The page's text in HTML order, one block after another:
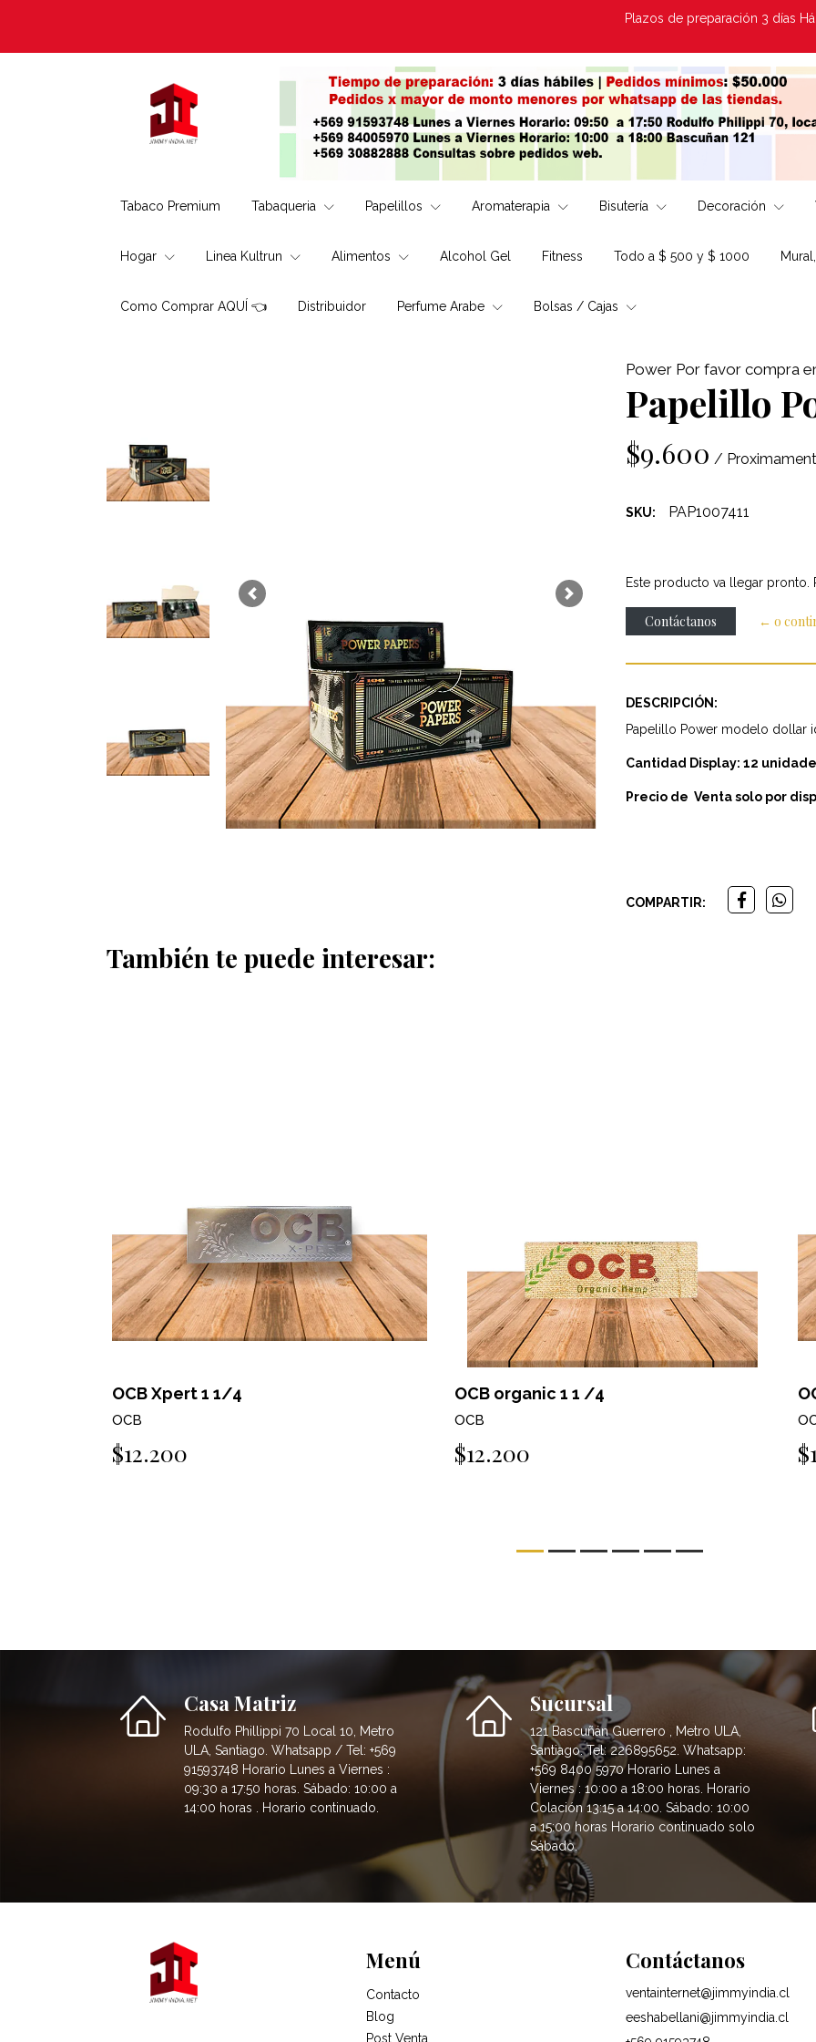
Plazos de preparación 3 días Hábiles
Tabaco Premium Tabaqueria Papelillos Aromaterapia Bisutería Decoración
Hogar Linea Kultrun Alimentos Alcohol Gel Fitness Todo a $ 500 y $ 1000
Como Comprar AQUÍ 👈 Distribuidor Perfume Arabe Bolsas / Cajas
Previous Next
Power Por favor compra
Papelillo
$9.600 /
SKU: PAP1007411
Este producto va llegar pronto.
Contáctanos ← o
DESCRIPCIÓN:
Papelillo Power modelo dollar
Cantidad Display: 12
Precio de Venta solo por
COMPARTIR:
También te puede interesar:
OCB Xpert 1 1/4
OCB
$12.200
OCB organic 1 1 /4
OCB
$12.200
Casa Matriz
Rodulfo Phillippi 70 Local 10, Metro
ULA, Santiago. Whatsapp / Tel: +569
91593748 Horario Lunes a Viernes :
09:30 a 17:50 horas. Sábado: 10:00 a
14:00 horas . Horario continuado.
Sucursal
121 Bascuñán Guerrero , Metro ULA,
Santiago. Tel: 226895652. Whatsapp:
+569 8400 5970 Horario Lunes a
Viernes : 10:00 a 18:00 horas. Horario
Colación 13:15 a 14:00. Sábado: 10:00
a 15:00 horas Horario continuado solo
Sábado.
Menú
Contacto
Blog
Post Venta
Contáctanos
ventainternet@jimmyindia.cl
eeshabellani@jimmyindia.cl